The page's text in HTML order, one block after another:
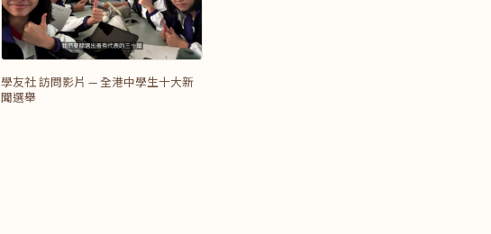
學友社 訪問影片 — 全港中學生十大新
聞選舉